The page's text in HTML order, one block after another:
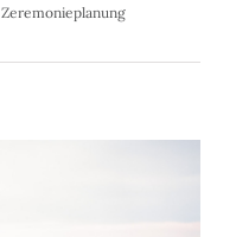
Zeremonieplanung